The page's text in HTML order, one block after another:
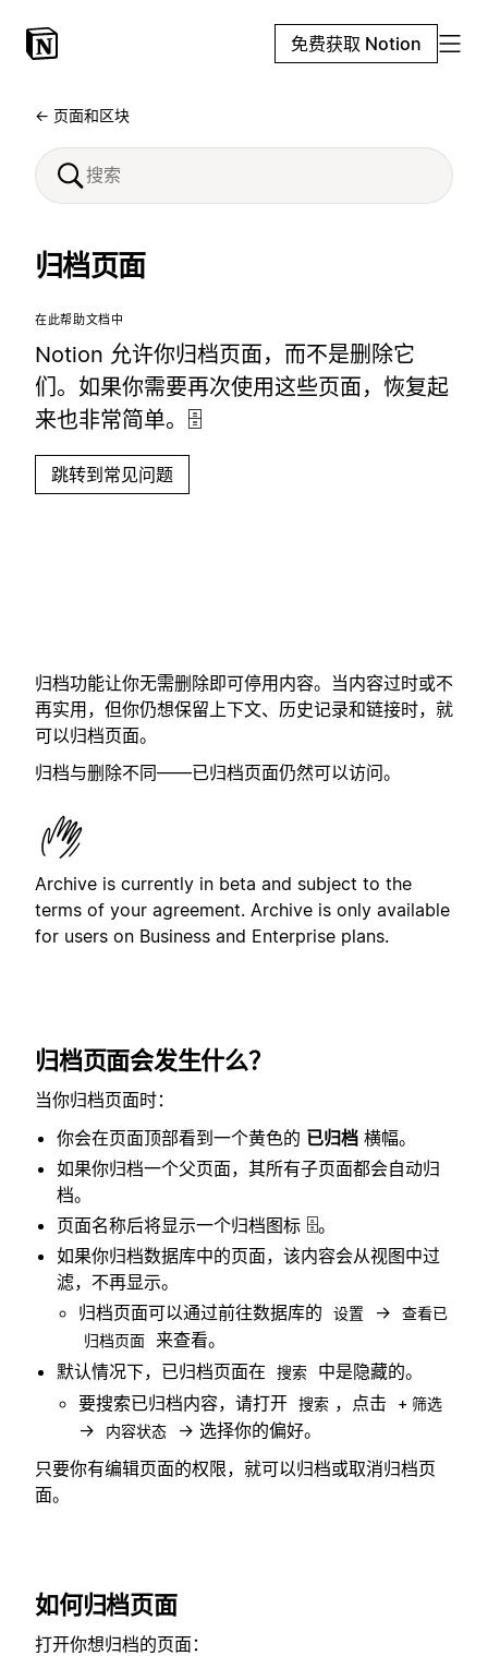
免费获取 Notion
← 页面和区块
归档页面
在此帮助文档中
Notion 允许你归档页面，而不是删除它
们。如果你需要再次使用这些页面，恢复起
来也非常简单。🗄️
跳转到常见问题
归档功能让你无需删除即可停用内容。当内容过时或不
再实用，但你仍想保留上下文、历史记录和链接时，就
可以归档页面。
归档与删除不同——已归档页面仍然可以访问。
Archive is currently in beta and subject to the
terms of your agreement. Archive is only available
for users on Business and Enterprise plans.
归档页面会发生什么？
当你归档页面时：
你会在页面顶部看到一个黄色的 已归档 横幅。
如果你归档一个父页面，其所有子页面都会自动归
档。
页面名称后将显示一个归档图标 🗄️。
如果你归档数据库中的页面，该内容会从视图中过
滤，不再显示。
归档页面可以通过前往数据库的
设置 →
查看已
归档页面
来查看。
默认情况下，已归档页面在
搜索
中是隐藏的。
要搜索已归档内容，请打开 搜索 ，点击 + 筛选
→ 内容状态
→ 选择你的偏好。
只要你有编辑页面的权限，就可以归档或取消归档页
面。
如何归档页面
打开你想归档的页面：